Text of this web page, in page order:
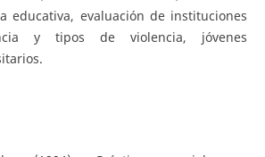
educativa, evaluación de instituciones
y tipos de violencia, jóvenes